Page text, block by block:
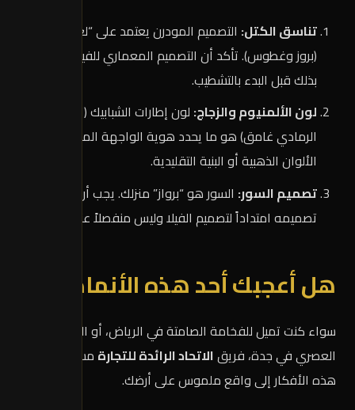
تناسق الكتل: التصميم المودرن يعتمد على “لعب الكتل”
(بروز وغطوس). تأكد أن التصميم المعماري للفيلا يسمح
بذلك قبل البدء بالتشطيب.
لون الألمنيوم والزجاج: لون إطارات الشبابيك (الأسود أو
الرمادي غامق) هو ما يحدد هوية الواجهة المودرن. تجنب
الألوان الذهبية أو البنية التقليدية.
تصميم السور: السور هو “برواز” منزلك. يجب أن يكون
تصميمه امتداداً لتصميم الفيلا وليس منفصلاً عنها.
هل أعجبك أحد هذه الأنماط؟
سواء كنت تميل للفخامة الصامتة في الرياض، أو الانشراح
العصري في جدة، فريقالاتحاد الرائدة للتجارة مستعد لتحويل
هذه الأفكار إلى واقع ملموس على أرضك.